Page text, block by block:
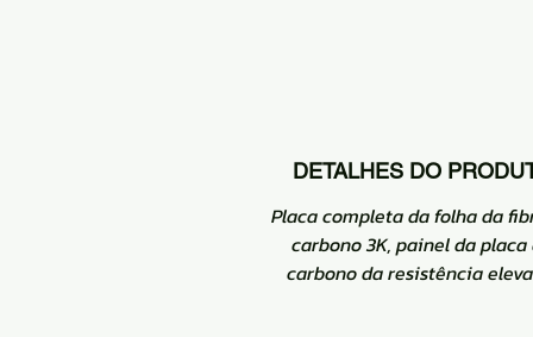
DETALHES DO
Placa completa da folha da
carbono 3K, painel da placa
carbono da resistência